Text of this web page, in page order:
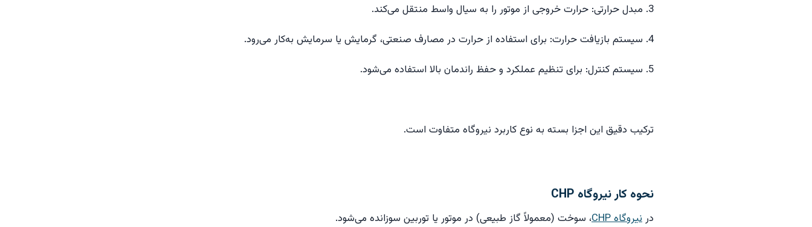
3. مبدل حرارتی: حرارت خروجی از موتور را به سیال واسط منتقل می‌کند.
4. سیستم بازیافت حرارت: برای استفاده از حرارت در مصارف صنعتی، گرمایش یا سرمایش به‌کار می‌رود.
5. سیستم کنترل: برای تنظیم عملکرد و حفظ راندمان بالا استفاده می‌شود.
ترکیب دقیق این اجزا بسته به نوع کاربرد نیروگاه متفاوت است.
نحوه کار نیروگاه CHP
در نیروگاه CHP
، سوخت (معمولاً گاز طبیعی) در موتور یا توربین سوزانده می‌شود.